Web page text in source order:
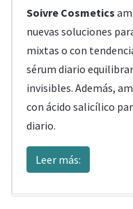
Soivre Cosmetics
nuevas soluciones
mixtas o con
sérum diario
invisibles. Además,
con ácido salicílico
diario.
Leer más: